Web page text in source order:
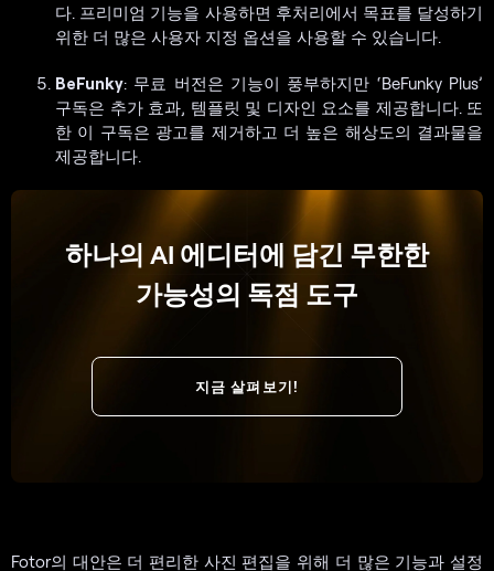
다. 프리미엄 기능을 사용하면 후처리에서 목표를 달성하기
위한 더 많은 사용자 지정 옵션을 사용할 수 있습니다.
BeFunky: 무료 버전은 기능이 풍부하지만 ‘BeFunky Plus’
구독은 추가 효과, 템플릿 및 디자인 요소를 제공합니다. 또
한 이 구독은 광고를 제거하고 더 높은 해상도의 결과물을
제공합니다.
하나의 AI 에디터에 담긴 무한한
가능성의 독점 도구
지금 살펴보기!
Fotor의 대안은 더 편리한 사진 편집을 위해 더 많은 기능과 설정